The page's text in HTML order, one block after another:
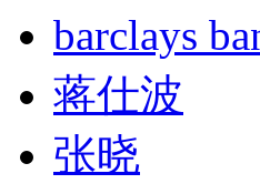
barclays
蒋仕波
张晓